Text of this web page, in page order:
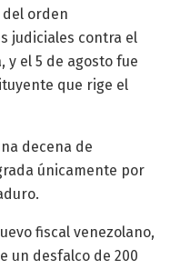
orden
judiciales contra el
y el 5 de agosto fue
que rige el
decena de
únicamente por
fiscal venezolano,
un desfalco de 200